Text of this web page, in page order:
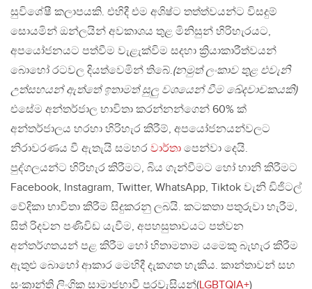
සුවිශේෂී කලාපයකි. එහිදී එම අශිෂ්ට තත්ත්වයන්ට විසදුම්
සොයමින් ඔන්ලයින් අවකාශය තුළ මිනිසුන් හිරිහැරයට,
අපයෝජනයට පත්වීම වැළැක්විම සදහා ක්‍රියාකාරීත්වයන්
බොහෝ රටවල දියත්වෙමින් තිබේ.(නමුත් ලංකාව තුළ එවැනි
උත්සහයන් ඇත්තේ ඉතාමත් සුලු වශයෙන් වීම ඛේදවාචකයකි)
එසේම අන්තර්ජාල භාවිතා කරන්නන්ගෙන් 60% ක්
අන්තර්ජාලය හරහා හිරිහැර කිරීම්, අපයෝජනයන්වලට
නිරාවරණය වී ඇතැයි සමහර වාර්තා පෙන්වා දෙයි.
පුද්ගලයන්ට හිරිහැර කිරීමට, බිය ගැන්වීමට හෝ හානි කිරීමට
Facebook, Instagram, Twitter, WhatsApp, Tiktok වැනි ඩිජිටල්
වේදිකා භාවිතා කිරීම සිදුකරනු ලබයි. කටකතා පතුරුවා හැරීම,
සිත් රිදවන පණිවිඩ යැවීම, අපහසුතාවයට පත්වන
අන්තර්ගතයන් පළ කිරීම හෝ හිතාමතාම යමෙකු බැහැර කිරීම
ඇතුළු බොහෝ ආකාර මෙහිදී දැකගත හැකිය. කාන්තාවන් සහ
සංක්‍රාන්ති ලිංගික සාමාජභාවී පුරවැසියන්(LGBTQIA+)